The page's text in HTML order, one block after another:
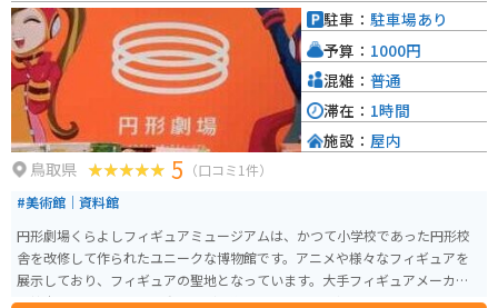
てください。
鳥取県 5 （口コミ1件）
#美術館｜資料館
円形劇場くらよしフィギュアミュージアムは、かつて小学校であった円形校
舎を改修して作られたユニークな博物館です。アニメや様々なフィギュアを
展示しており、フィギュアの聖地となっています。大手フィギュアメーカー
の協力で、恐竜や仏像、動物など、約2000体のフィギュアを展示されていま
駐車： 駐車場あり
予算： 1000円
混雑： 普通
滞在： 1時間
施設： 屋内